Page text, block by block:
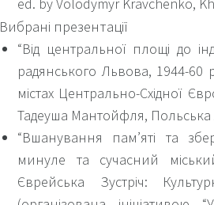
Вибрані презентації
“Від центральної площі до
радянського Львова, 1944-60
містах Центрально-Східної
Тадеуша Мантойфля, Польська
“Вшанування пам’яті та
минуле та сучасний
Єврейська Зустріч: